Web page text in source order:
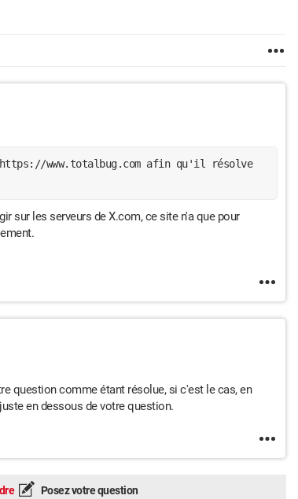
www.totalbug.com afin qu'il résolve
sur les serveurs de X.com, ce site n'a que pour
question comme étant résolue, si c'est le cas, en
en dessous de votre question.
Posez votre question